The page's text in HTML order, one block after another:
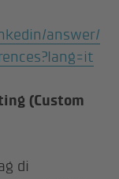
answer/
(Custom
di